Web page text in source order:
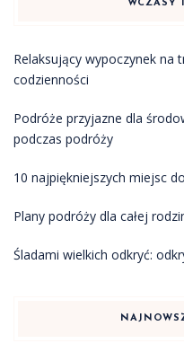
WCZASY
Relaksujący wypoczynek na
codzienności
Podróże przyjazne dla
podczas podróży
10 najpiękniejszych miejsc
Plany podróży dla całej
Śladami wielkich odkryć: